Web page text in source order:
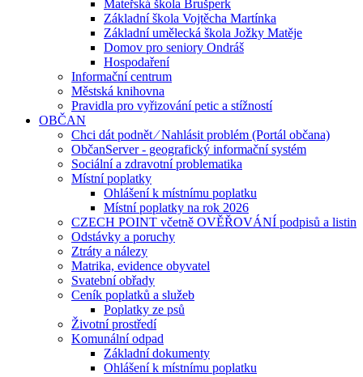
Mateřská škola Brušperk
Základní škola Vojtěcha Martínka
Základní umělecká škola Jožky Matěje
Domov pro seniory Ondráš
Hospodaření
Informační centrum
Městská knihovna
Pravidla pro vyřizování petic a stížností
OBČAN
Chci dát podnět ⁄ Nahlásit problém (Portál občana)
ObčanServer - geografický informační systém
Sociální a zdravotní problematika
Místní poplatky
Ohlášení k místnímu poplatku
Místní poplatky na rok 2026
CZECH POINT včetně OVĚŘOVÁNÍ podpisů a listin
Odstávky a poruchy
Ztráty a nálezy
Matrika, evidence obyvatel
Svatební obřady
Ceník poplatků a služeb
Poplatky ze psů
Životní prostředí
Komunální odpad
Základní dokumenty
Ohlášení k místnímu poplatku